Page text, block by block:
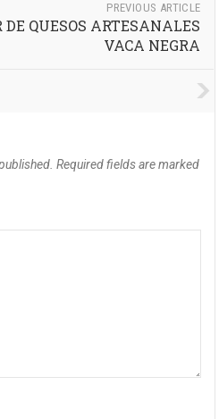
PREVIOUS ARTICLE
QUESOS ARTESANALES
VACA NEGRA
Required fields are marked